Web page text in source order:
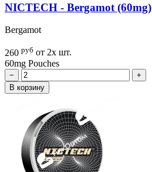
NICTECH - Bergamot (60mg)
Bergamot
260 руб от 2х шт.
60mg Pouches
−
+
В корзину